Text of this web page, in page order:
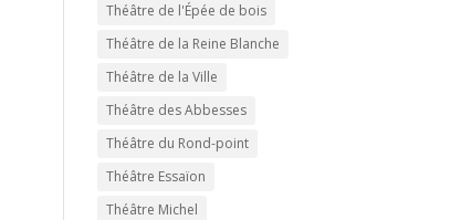
Théâtre de l'Épée de bois
Théâtre de la Reine Blanche
Théâtre de la Ville
Théâtre des Abbesses
Théâtre du Rond-point
Théâtre Essaïon
Théâtre Michel